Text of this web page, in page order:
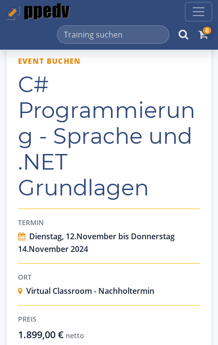
0
EVENT BUCHEN
C#
Programmierun
g - Sprache und
.NET
Grundlagen
TERMIN
Dienstag, 12.November bis Donnerstag
14.November 2024
ORT
Virtual Classroom - Nachholtermin
PREIS
1.899,00 € netto